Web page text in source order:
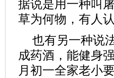
据说是用一种叫
草为何物，有人
也有另一种说
成药酒，能健身
月初一全家老小